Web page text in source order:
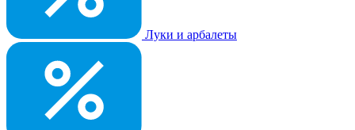
Луки и арбалеты